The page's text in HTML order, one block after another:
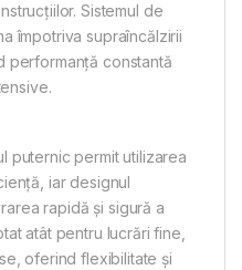
Sistemul de
împotriva supraîncălzirii
performanță constantă
puternic permit utilizarea
iar designul
rapidă și sigură a
atât pentru lucrări fine,
oferind flexibilitate și